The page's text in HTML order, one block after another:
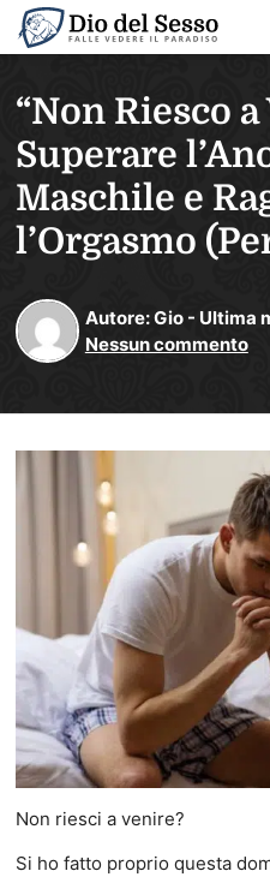
“Non Riesco
Superare
Maschile e
l’Orgasmo
Autore:Gio - Ultima
Nessun commento
Non riesci a venire?
Si ho fatto proprio questa